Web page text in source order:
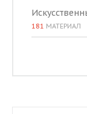
181 МАТЕРИАЛ